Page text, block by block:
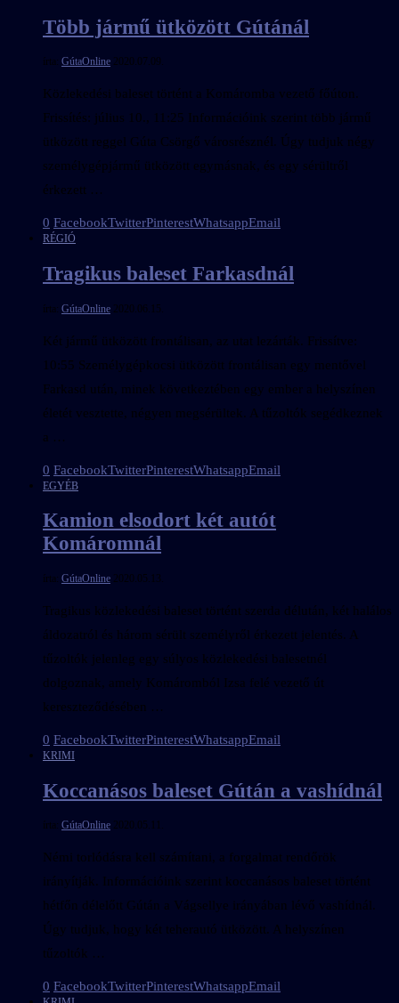
Több jármű ütközött Gútánál
írta: GútaOnline 2020.07.09.
Közlekedési baleset történt a Komáromba vezető főúton.
Frissítés: július 10., 11:25 Információink szerint több jármű
ütközött reggel Gúta Csörgő városrésznél. Úgy tudjuk négy
személygépjármű ütközött egymásnak, és egy sérültről
érkezett …
0 FacebookTwitterPinterestWhatsappEmail
RÉGIÓ
Tragikus baleset Farkasdnál
írta: GútaOnline 2020.06.15.
Két jármű ütközött frontálisan, az utat lezárták. Frissítve:
10:55 Személygépkocsi ütközött frontálisan egy mentővel
Farkasd után, minek következtében egy ember a helyszínen
életét vesztette, négyen megsérültek. A tűzoltók segédkeznek
a …
0 FacebookTwitterPinterestWhatsappEmail
EGYÉB
Kamion elsodort két autót
Komáromnál
írta: GútaOnline 2020.05.13.
Tragikus közlekedési baleset történt szerda délután, két halálos
áldozatról és három sérült személyről érkezett jelentés. A
tűzoltók jelenleg egy súlyos közlekedési balesetnél
dolgoznak, amely Komáromból Izsa felé vezető út
kereszteződésében …
0 FacebookTwitterPinterestWhatsappEmail
KRIMI
Koccanásos baleset Gútán a vashídnál
írta: GútaOnline 2020.05.11.
Némi torlódásra kell számítani, a forgalmat rendőrök
irányítják. Információink szerint koccanásos baleset történt
hétfőn délelőtt Gútán a Vágsellye irányában lévő vashídnál.
Úgy tudjuk, hogy két teherautó ütközött. A helyszínen
tűzoltók …
0 FacebookTwitterPinterestWhatsappEmail